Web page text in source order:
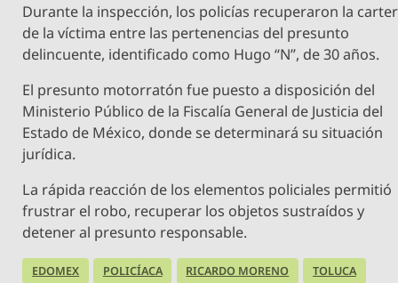
Durante la inspección, los policías recuperaron la
de la víctima entre las pertenencias del presunto
delincuente, identificado como Hugo “N”, de 30 años.
El presunto motorratón fue puesto a disposición del
Ministerio Público de la Fiscalía General de Justicia del
Estado de México, donde se determinará su situación
jurídica.
La rápida reacción de los elementos policiales permitió
frustrar el robo, recuperar los objetos sustraídos y
detener al presunto responsable.
EDOMEX POLICÍACA RICARDO MORENO TOLUCA